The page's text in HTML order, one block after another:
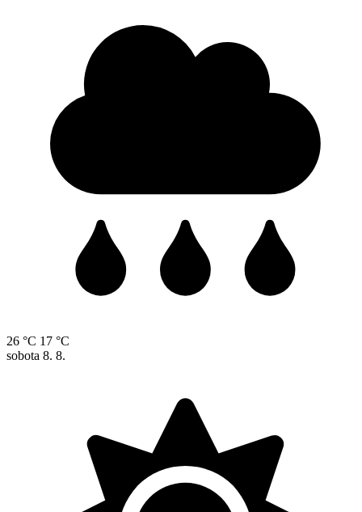
26 °C 17 °C
sobota 8. 8.